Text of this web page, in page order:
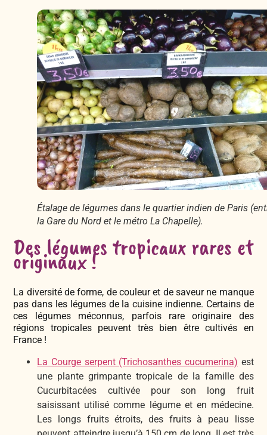
Étalage de légumes dans le quartier indien de Paris
la Gare du Nord et le métro La Chapelle).
Des légumes tropicaux rares et
originaux !
La diversité de forme, de couleur et de saveur ne manque
pas dans les légumes de la cuisine indienne. Certains de
ces légumes méconnus, parfois rare originaire des
régions tropicales peuvent très bien être cultivés en
France !
La Courge serpent (Trichosanthes cucumerina) est
une plante grimpante tropicale de la famille des
Cucurbitacées cultivée pour son long fruit
saisissant utilisé comme légume et en médecine.
Les longs fruits étroits, des fruits à peau lisse